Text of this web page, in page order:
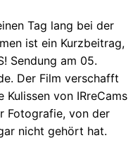
Tag lang bei der
ist ein Kurzbeitrag,
Sendung am 05.
Der Film verschafft
von IRreCams
Fotografie, von der
nicht gehört hat.